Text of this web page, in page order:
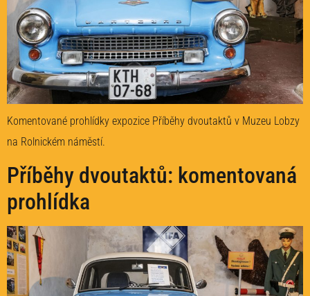
Komentované prohlídky expozice Příběhy dvoutaktů v Muzeu Lobzy
na Rolnickém náměstí.
Příběhy dvoutaktů: komentovaná
prohlídka